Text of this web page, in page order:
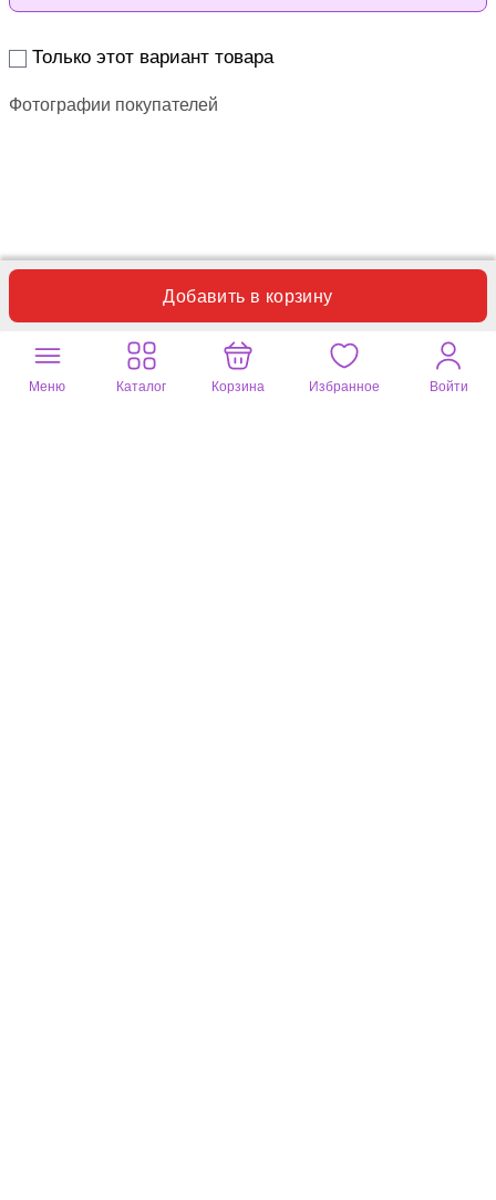
Добавить в корзину
Только этот вариант товара
Фотографии покупателей
Ольга04 авг. 2025
blk, M размер (немного больше)
Меню Каталог Корзина Избранное Войти